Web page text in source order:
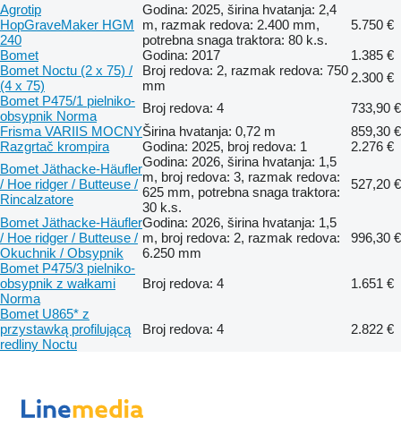
Agrotip
HopGraveMaker HGM
240
Godina: 2025, širina hvatanja: 2,4
m, razmak redova: 2.400 mm,
potrebna snaga traktora: 80 k.s.
5.750 €
Bomet
Godina: 2017
1.385 €
Bomet Noctu (2 x 75) /
(4 x 75)
Broj redova: 2, razmak redova: 750
mm
2.300 €
Bomet P475/1 pielniko-
obsypnik Norma
Broj redova: 4
733,90 €
Frisma VARIIS MOCNYŠirina hvatanja: 0,72 m
859,30 €
Razgrtač krompira
Godina: 2025, broj redova: 1
2.276 €
Bomet Jäthacke-Häufler
/ Hoe ridger / Butteuse /
Rincalzatore
Godina: 2026, širina hvatanja: 1,5
m, broj redova: 3, razmak redova:
625 mm, potrebna snaga traktora:
30 k.s.
527,20 €
Bomet Jäthacke-Häufler
/ Hoe ridger / Butteuse /
Okuchnik / Obsypnik
Godina: 2026, širina hvatanja: 1,5
m, broj redova: 2, razmak redova:
6.250 mm
996,30 €
Bomet P475/3 pielniko-
obsypnik z wałkami
Norma
Broj redova: 4
1.651 €
Bomet U865* z
przystawką profilującą
redliny Noctu
Broj redova: 4 2.822 €